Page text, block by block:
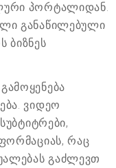
პორტალიდან.
განაწილებული
ბიზნეს
ვიდეო
რაც
გაძლევთ